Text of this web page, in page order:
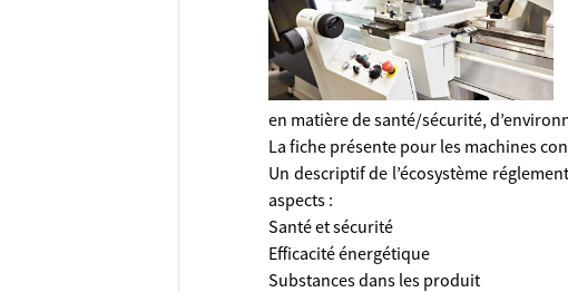
en matière de santé/sécurité,
La fiche présente pour les machines
Un descriptif de l’écosystème
aspects :
Santé et sécurité
Efficacité énergétique
Substances dans les produit